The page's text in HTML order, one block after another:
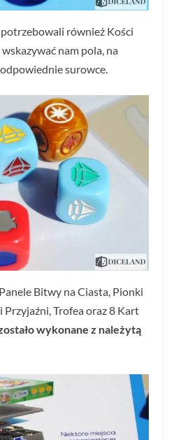
również Kości
nam pola, na
surowce.
Bitwy na Ciasta, Pionki
Przyjaźni, Trofea oraz 8 Kart
wykonane z należytą